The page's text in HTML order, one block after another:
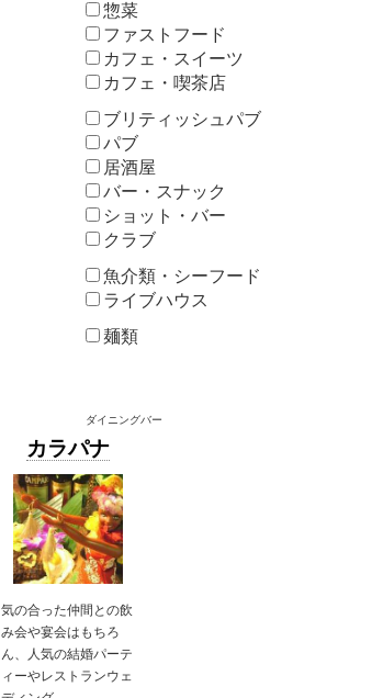
惣菜
ファストフード
カフェ・スイーツ
カフェ・喫茶店
ブリティッシュパブ
パブ
居酒屋
バー・スナック
ショット・バー
クラブ
魚介類・シーフード
ライブハウス
麺類
ダイニングバー
カラパナ
気の合った仲間との飲
み会や宴会はもちろ
ん、人気の結婚パーテ
ィーやレストランウェ